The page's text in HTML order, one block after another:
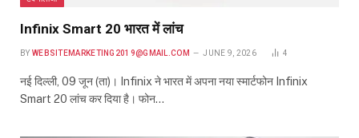
Infinix Smart 20 भारत में लांच
BY WEBSITEMARKETING2019@GMAIL.COM JUNE 9, 2026 4
नई दिल्ली, 09 जून (ता)। Infinix ने भारत में अपना नया स्मार्टफोन Infinix
Smart 20 लांच कर दिया है। फोन…